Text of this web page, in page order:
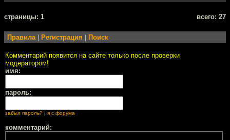
cтраницы: 1 всего: 27
Правила| Регистрация Поиск
Комментарий появится на сайте только после проверки
модератором!
имя:
пароль:
забыл пароль? я с форума
комментарий: